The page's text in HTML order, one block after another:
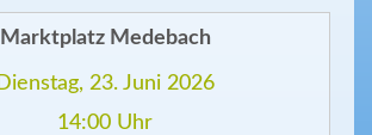
Marktplatz Medebach
Dienstag, 23. Juni 2026
14:00 Uhr